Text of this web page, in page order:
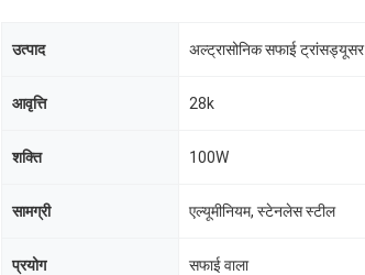
उत्पाद अल्ट्रासोनिक सफाई ट्रांसड्यूसर
आवृत्ति 28k
शक्ति 100W
सामग्री एल्यूमीनियम, स्टेनलेस स्टील
प्रयोग सफाई वाला